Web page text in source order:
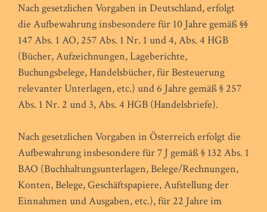
Nach gesetzlichen Vorgaben in Deutschland, erfolgt
die Aufbewahrung insbesondere für 10 Jahre gemäß §§
147 Abs. 1 AO, 257 Abs. 1 Nr. 1 und 4, Abs. 4 HGB
(Bücher, Aufzeichnungen, Lageberichte,
Buchungsbelege, Handelsbücher, für Besteuerung
relevanter Unterlagen, etc.) und 6 Jahre gemäß § 257
Abs. 1 Nr. 2 und 3, Abs. 4 HGB (Handelsbriefe).
Nach gesetzlichen Vorgaben in Österreich erfolgt die
Aufbewahrung insbesondere für 7 J gemäß § 132 Abs. 1
BAO (Buchhaltungsunterlagen, Belege/Rechnungen,
Konten, Belege, Geschäftspapiere, Aufstellung der
Einnahmen und Ausgaben, etc.), für 22 Jahre im